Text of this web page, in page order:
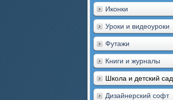
Иконки
Уроки и видеоуроки
Футажи
Книги и журналы
Школа и детский сад
Дизайнерский софт